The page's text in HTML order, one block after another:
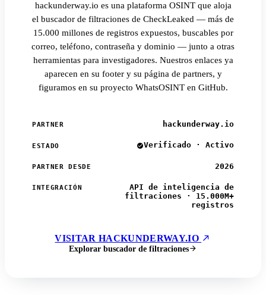
hackunderway.io es una plataforma OSINT que aloja
el buscador de filtraciones de CheckLeaked — más de
15.000 millones de registros expuestos, buscables por
correo, teléfono, contraseña y dominio — junto a otras
herramientas para investigadores. Nuestros enlaces ya
aparecen en su footer y su página de partners, y
figuramos en su proyecto WhatsOSINT en GitHub.
PARTNER hackunderway.io
ESTADO Verificado · Activo
PARTNER DESDE 2026
INTEGRACIÓN
API de inteligencia de
filtraciones · 15.000M+
registros
VISITAR HACKUNDERWAY.IO
Explorar buscador de filtraciones